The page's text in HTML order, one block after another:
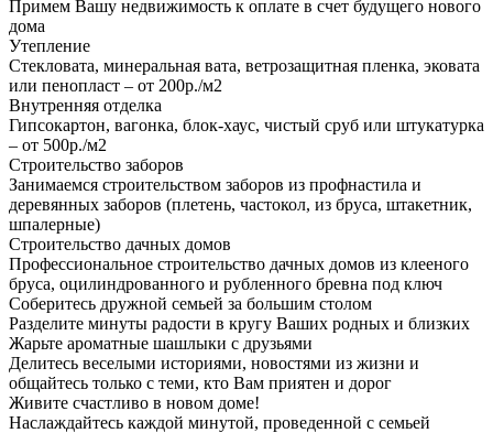
Примем Вашу недвижимость к оплате в счет будущего нового
дома
Утепление
Стекловата, минеральная вата, ветрозащитная пленка, эковата
или пенопласт – от 200р./м2
Внутренняя отделка
Гипсокартон, вагонка, блок-хаус, чистый сруб или штукатурка
– от 500р./м2
Строительство заборов
Занимаемся строительством заборов из профнастила и
деревянных заборов (плетень, частокол, из бруса, штакетник,
шпалерные)
Строительство дачных домов
Профессиональное строительство дачных домов из клееного
бруса, оцилиндрованного и рубленного бревна под ключ
Соберитесь дружной семьей за большим столом
Разделите минуты радости в кругу Ваших родных и близких
Жарьте ароматные шашлыки с друзьями
Делитесь веселыми историями, новостями из жизни и
общайтесь только с теми, кто Вам приятен и дорог
Живите счастливо в новом доме!
Наслаждайтесь каждой минутой, проведенной с семьей